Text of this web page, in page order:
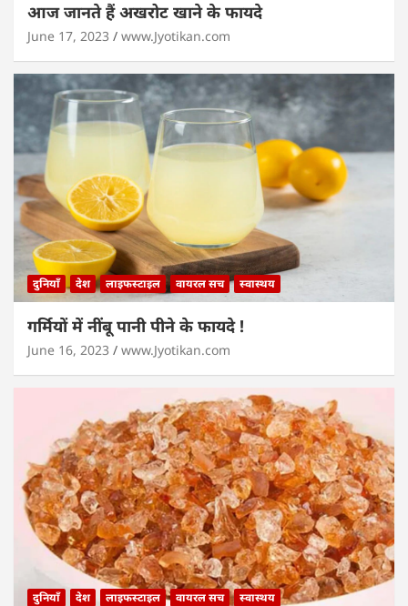
आज जानते हैं अखरोट खाने के फायदे
June 17, 2023 www.Jyotikan.com
दुनियाँ देश लाइफस्टाइल वायरल सच स्वास्थय
गर्मियों में नींबू पानी पीने के फायदे !
June 16, 2023 www.Jyotikan.com
दुनियाँ देश लाइफस्टाइल वायरल सच स्वास्थय